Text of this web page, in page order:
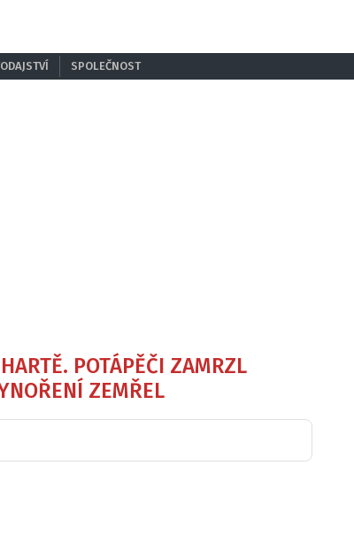
SPOLEČNOST
POTÁPĚČI ZAMRZL
ZEMŘEL